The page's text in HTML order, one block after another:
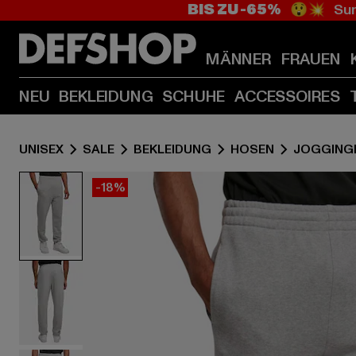
BIS ZU -65% 😲💥
MÄNNER FRAUEN
NEU BEKLEIDUNG SCHUHE ACCESSOIRES
UNISEX SALE BEKLEIDUNG HOSEN
-18%